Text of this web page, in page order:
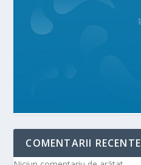
COMENTARII RECENTE